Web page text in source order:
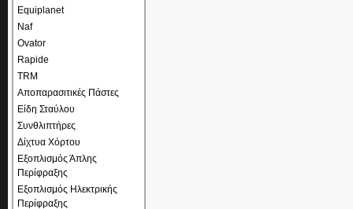
Equiplanet
Naf
Ovator
Rapide
TRM
Αποπαρασιτικές Πάστες
Είδη Σταύλου
Συνθλιπτήρες
Δίχτυα Χόρτου
Εξοπλισμός Άπλης
Περίφραξης
Εξοπλισμός Ηλεκτρικής
Περίφραξης